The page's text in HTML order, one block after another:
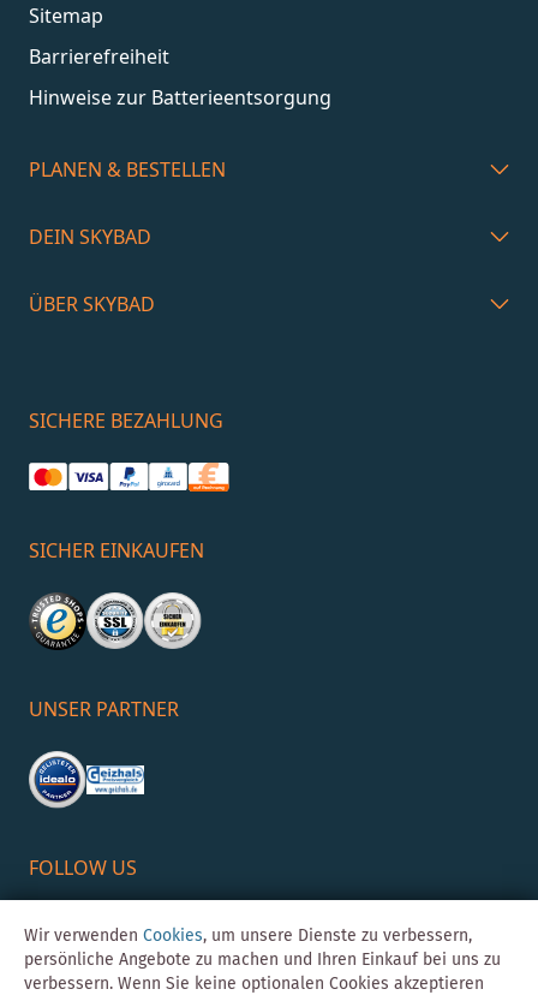
Sitemap
Barrierefreiheit
Hinweise zur Batterieentsorgung
PLANEN & BESTELLEN
DEIN SKYBAD
ÜBER SKYBAD
SICHERE BEZAHLUNG
SICHER EINKAUFEN
UNSER PARTNER
FOLLOW US
Wir verwenden Cookies, um unsere Dienste zu verbessern,
persönliche Angebote zu machen und Ihren Einkauf bei uns zu
verbessern. Wenn Sie keine optionalen Cookies akzeptieren